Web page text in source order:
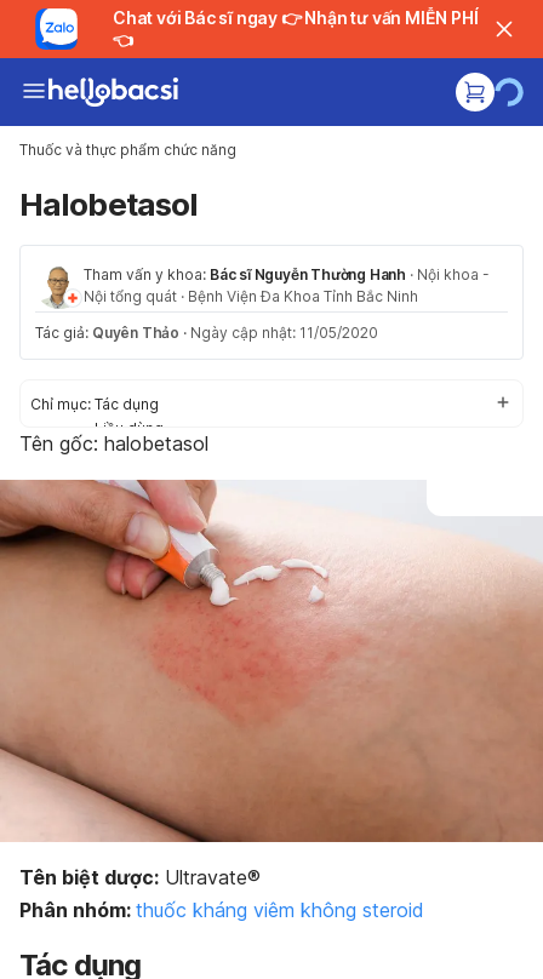
Chat với Bác sĩ ngay 👉 Nhận tư vấn MIỄN PHÍ
👈
Thuốc và thực phẩm chức năng
Halobetasol
Tham vấn y khoa: Bác sĩ Nguyễn Thường Hanh · Nội khoa -
Nội tổng quát · Bệnh Viện Đa Khoa Tỉnh Bắc Ninh
Tác giả: Quyên Thảo · Ngày cập nhật: 11/05/2020
Chỉ mục: Tác dụng
Liều dùng
Cách dùng
Tác dụng phụ
Thận trọng/Cảnh báo
Tương tác thuốc
Bảo quản thuốc
Dạng bào chế
Tên gốc: halobetasol
Tên biệt dược: Ultravate®
Phân nhóm: thuốc kháng viêm không steroid
Tác dụng